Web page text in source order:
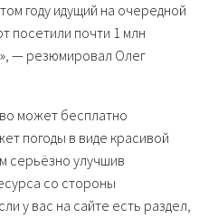
году идущий на очередной
посетили почти 1 млн
— резюмировал Олег
может бесплатно
погоды в виде красивой
серьёзно улучшив
со стороны
у вас на сайте есть раздел,